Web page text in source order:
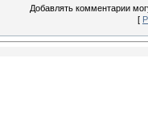
Добавлять комментарии
[